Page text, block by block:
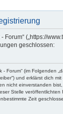
Forum“ („https://
geschlossen:
- Forum“ (im Folgenden
und erklärst dich
nicht einverstanden
Stelle veröffentlichten
Zeit